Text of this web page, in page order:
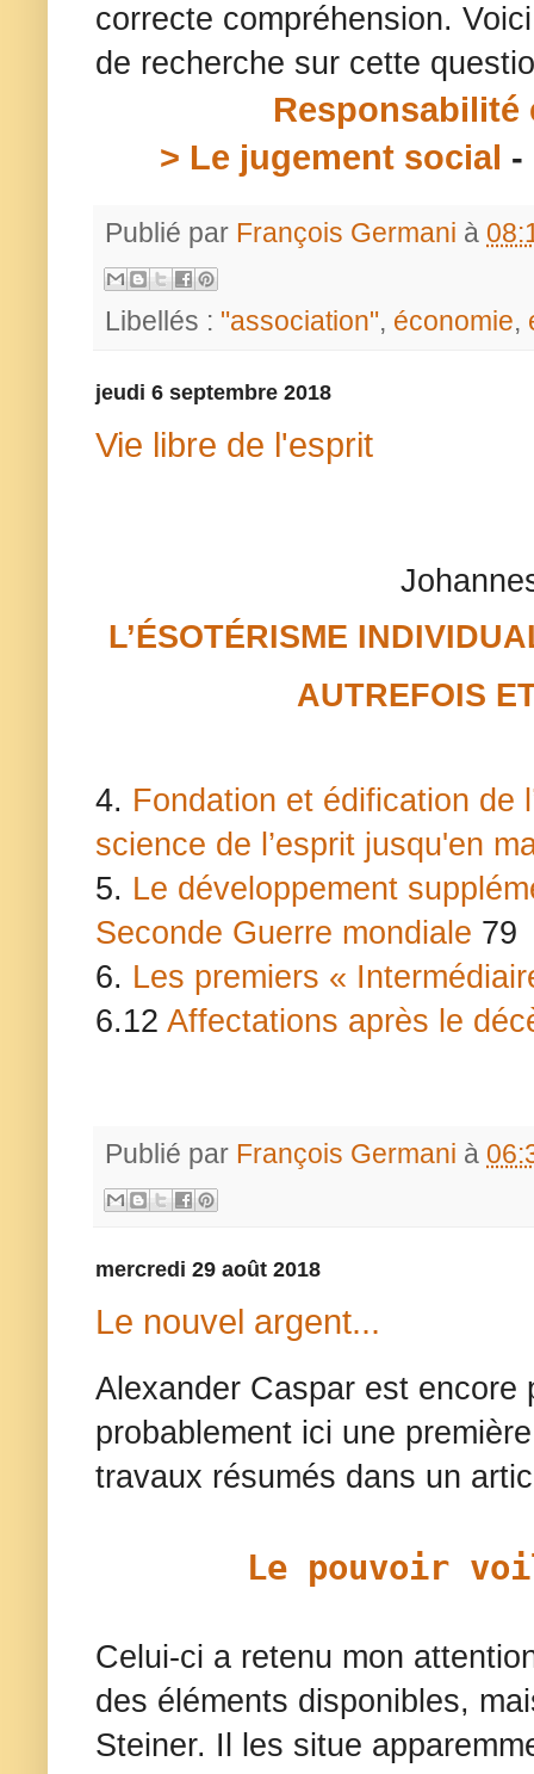
correcte compréhension.
de recherche sur cette
Responsabilité
> Le jugement social -
Publié par François Germani à
Libellés : "association", économie,
jeudi 6 septembre 2018
Vie libre de l'esprit
L’ÉSOTÉRISME
AUTREFOIS
4. Fondation et édification de
science de l’esprit jusqu'en
5. Le développement
Seconde Guerre mondiale 79
6. Les premiers «
6.12 Affectations après le
Publié par François Germani à
mercredi 29 août 2018
Le nouvel argent...
Alexander Caspar est encore
probablement ici une
travaux résumés dans un
Le pouvoir
Celui-ci a retenu mon
des éléments disponibles,
Steiner. Il les situe